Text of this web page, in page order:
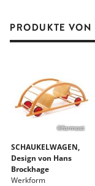
PRODUKTE VON
©formost
SCHAUKELWAGEN,
Design von Hans
Brockhage
Werkform